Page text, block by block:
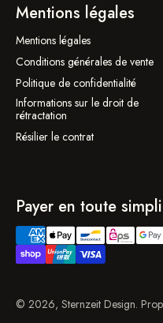
Mentions légales
Mentions légales
Conditions générales de vente
Politique de confidentialité
Informations sur le droit de
rétractation
Résilier le contrat
Payer en toute
© 2026, Sternzeit Design.